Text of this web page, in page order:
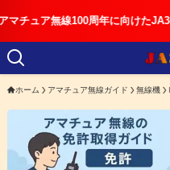
無線100周年に向けたJA3CGZの
ホーム アマチュア無線ガイド 無線機